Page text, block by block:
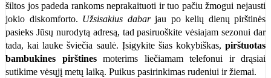
šiltos jos padeda rankoms neprakaituoti ir tuo pačiu žmogui nejausti
jokio diskomforto. Užsisakius dabarjau po kelių dienų pirštinės
pasieks Jūsų nurodytą adresą, tad pasiruoškite vėsiajam sezonui dar
tada, kai lauke šviečia saulė. Įsigykite šias kokybiškas, pirštuotas
bambukines pirštinesmoterims liečiamam telefonui ir drąsiai
sutikime vėsųjį metų laiką. Puikus pasirinkimas rudeniui ir žiemai.